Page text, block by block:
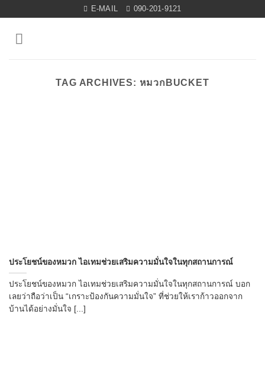
content
E-MAIL 090-201-9121
TAG ARCHIVES: หมวกBUCKET
ประโยชน์ของหมวก ไอเทมช่วยเสริมความมั่นใจในทุกสถานการณ์
ประโยชน์ของหมวก ไอเทมช่วยเสริมความมั่นใจในทุกสถานการณ์ บอก
เลยว่าถือว่าเป็น “เกราะป้องกันความมั่นใจ” ที่ช่วยให้เราก้าวออกจาก
บ้านได้อย่างมั่นใจ [...]